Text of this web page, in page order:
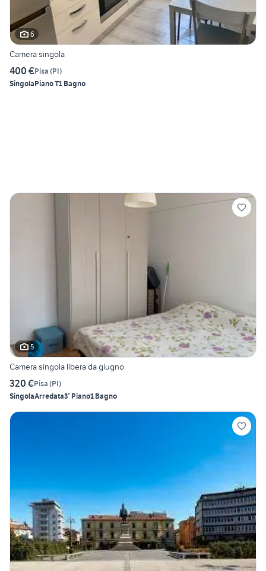
6
Camera singola
400 €Pisa (PI)
SingolaPiano T1 Bagno
5
Camera singola libera da giugno
320 €Pisa (PI)
SingolaArredata3° Piano1 Bagno